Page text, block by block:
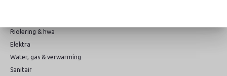
Riolering & hwa
Elektra
Water, gas & verwarming
Sanitair